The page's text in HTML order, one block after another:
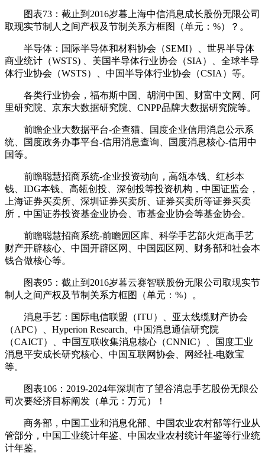
图表73：截止到2016岁暮上海中信消息成长股份无限公司
取现实节制人之间产权及节制关系方框图（单元：%）？。
半导体：国际半导体和材料协会（SEMI）、世界半导体
商业统计（WSTS) 、美国半导体行业协会（SIA）、全球半导
体行业协会（WSTS）、中国半导体行业协会（CSIA）等。
各类行业协会，福布斯中国、胡润中国、财富中文网、阿
里研究院、京东大数据研究院、CNPP品牌大数据研究院等。
前瞻企业大数据平台-企查猫、国度企业信用消息公示系
统、国度政务办事平台-信用消息查询、国度消息核心-信用中
国等。
前瞻聪慧招商系统-企业投资动向，高瓴本钱、红杉本
钱、IDG本钱、高瓴创投、深创投等投资机构，中国证监会，
上海证券买卖所、深圳证券买卖所、证券买卖所等证券买卖
所，中国证券投资基金业协会、市基金业协会等基金协会。
前瞻聪慧招商系统-前瞻园区库、科学手艺部火炬高手艺
财产开辟核心、中国开辟区网、中国园区网、财务部和社会本
钱合做核心等。
图表95：截止到2016岁暮云赛智联股份无限公司取现实节
制人之间产权及节制关系方框图（单元：%）。
消息手艺：国际电信联盟（ITU）、亚太线缆财产协会
（APC）、Hyperion Research、中国消息通信研究院
（CAICT）、中国互联收集消息核心（CNNIC）、国度工业
消息平安成长研究核心、中国互联网协会、网经社-电数宝
等。
图表106：2019-2024年深圳市了望谷消息手艺股份无限公
司次要经济目标阐发（单元：万元）！
商务部，中国工业和消息化部、中国农业农村部等行业从
管部分，中国工业统计年鉴、中国农业农村统计年鉴等行业统
计年鉴。